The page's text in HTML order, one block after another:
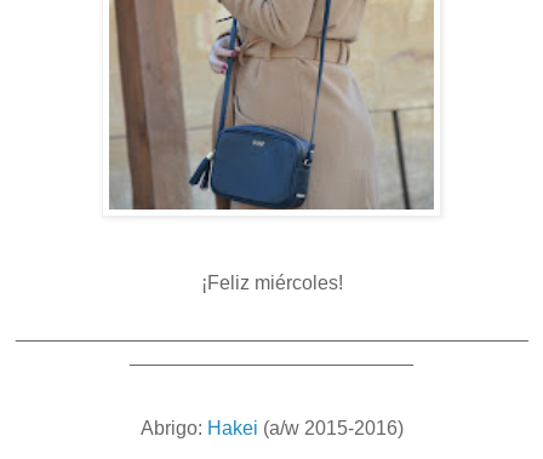
¡Feliz miércoles!
Abrigo: Hakei (a/w 2015-2016)